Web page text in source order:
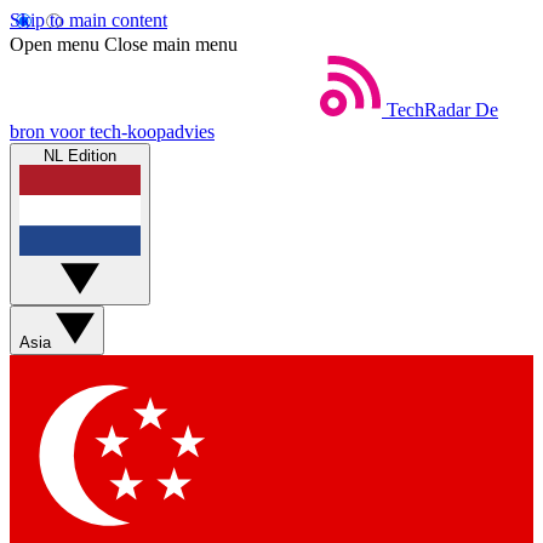
Skip to main content
Open menu Close main menu
TechRadar De
bron voor tech-koopadvies
NL Edition
Asia